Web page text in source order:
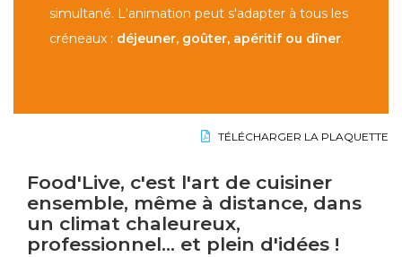
simultané. L'animation peut s'adapter à tous les
créneaux : déjeuner, goûter, apéritif ou dîner.
TÉLÉCHARGER LA PLAQUETTE
Food'Live, c'est l'art de cuisiner
ensemble, même à distance, dans
un climat chaleureux,
professionnel… et plein d'idées !